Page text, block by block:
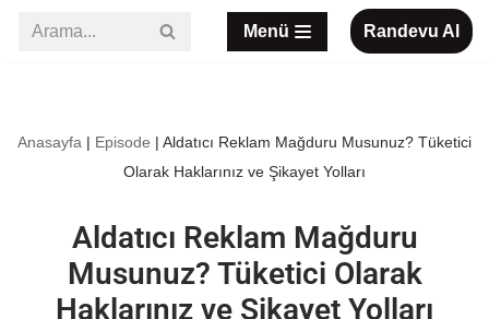
Menü Randevu Al
Anasayfa | Episode | Aldatıcı Reklam Mağduru Musunuz? Tüketici
Olarak Haklarınız ve Şikayet Yolları
Aldatıcı Reklam Mağduru
Musunuz? Tüketici Olarak
Haklarınız ve Şikayet Yolları